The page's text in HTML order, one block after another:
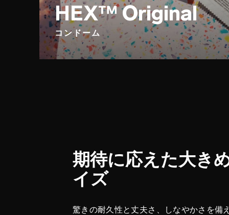
HEX™ Original
コンドーム
期待に応えた大き
イズ
驚きの耐久性と丈夫さ、しなやかさを備